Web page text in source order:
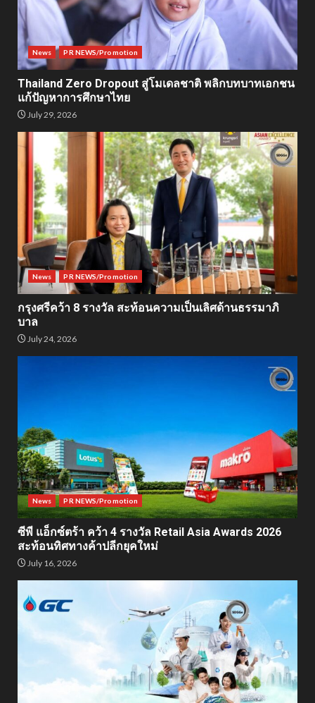
News PR NEWS/Promotion
Thailand Zero Dropout สู่โมเดลชาติ พลิกบทบาทเอกชน
แก้ปัญหาการศึกษาไทย
July 29, 2026
News PR NEWS/Promotion
กรุงศรีคว้า 8 รางวัล สะท้อนความเป็นเลิศด้านธรรมาภิ
บาล
July 24, 2026
News PR NEWS/Promotion
ซีพี แอ็กซ์ตร้า คว้า 4 รางวัล Retail Asia Awards 2026
สะท้อนทิศทางค้าปลีกยุคใหม่
July 16, 2026